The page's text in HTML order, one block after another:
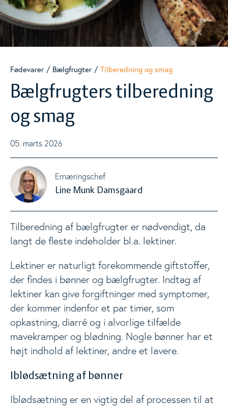
Kvalitet og fødevaresikkerhed
Fisk
Brød, kornprodukter og fuldkorn
Kød
Mælk og mejeriprodukter
Æg
Energi og næringsstoffer
Beregnere
Kostanbefalinger
Livsstil
Fødevarer Bælgfrugter Tilberedning og smag
Bælgfrugters tilberedning
og smag
05. marts 2026
Ernæringschef
Line Munk Damsgaard
Tilberedning af bælgfrugter er nødvendigt, da
langt de fleste indeholder bl.a. lektiner.
Lektiner er naturligt forekommende giftstoffer,
der findes i bønner og bælgfrugter. Indtag af
lektiner kan give forgiftninger med symptomer,
der kommer indenfor et par timer, som
opkastning, diarré og i alvorlige tilfælde
mavekramper og blødning. Nogle bønner har et
højt indhold af lektiner, andre et lavere.
Iblødsætning af bønner
Iblødsætning er en vigtig del af processen til at